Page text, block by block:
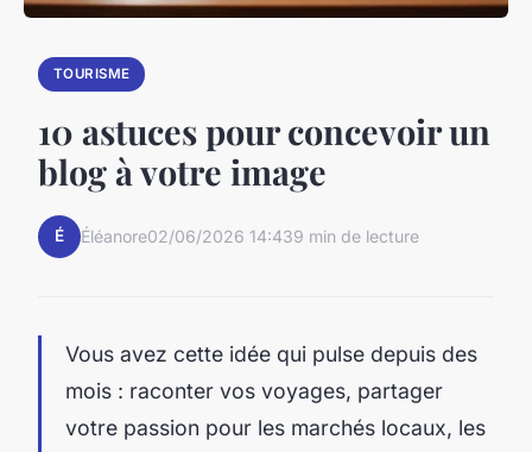
TOURISME
10 astuces pour concevoir un
blog à votre image
É Éléanore02/06/2026 14:439 min de lecture
Vous avez cette idée qui pulse depuis des
mois : raconter vos voyages, partager
votre passion pour les marchés locaux, les